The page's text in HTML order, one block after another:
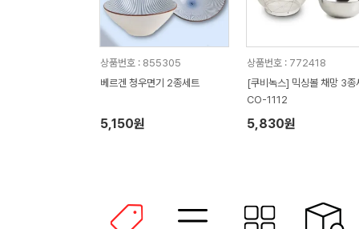
상품번호 : 855305
베르겐 청우면기 2종세트
5,150원
상품번호 : 772418
[쿠비녹스] 믹싱볼 채망 3종세트
CO-1112
5,830원